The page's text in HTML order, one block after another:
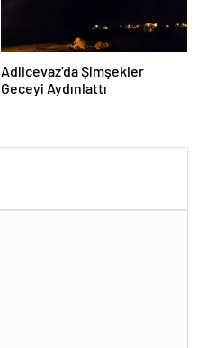
Adilcevaz’da Şimşekler
Geceyi Aydınlattı